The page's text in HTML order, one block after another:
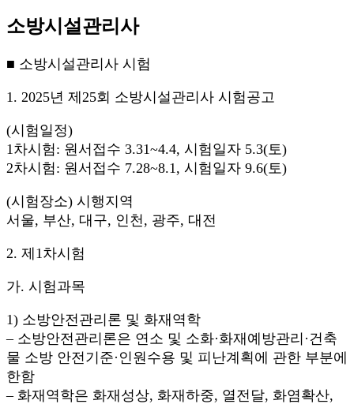
소방시설관리사
■ 소방시설관리사 시험
1. 2025년 제25회 소방시설관리사 시험공고
(시험일정)
1차시험: 원서접수 3.31~4.4, 시험일자 5.3(토)
2차시험: 원서접수 7.28~8.1, 시험일자 9.6(토)
(시험장소) 시행지역
서울, 부산, 대구, 인천, 광주, 대전
2. 제1차시험
가. 시험과목
1) 소방안전관리론 및 화재역학
– 소방안전관리론은 연소 및 소화·화재예방관리·건축
물 소방 안전기준·인원수용 및 피난계획에 관한 부분에
한함
– 화재역학은 화재성상, 화재하중, 열전달, 화염확산,